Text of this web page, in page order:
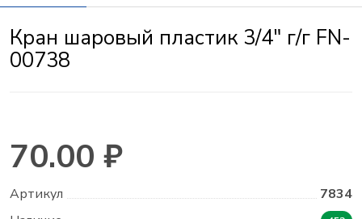
Кран шаровый пластик 3/4" г/г FN-
00738
70.00 ₽
Артикул
7834